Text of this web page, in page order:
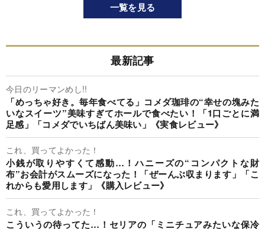
一覧を見る
最新記事
今日のリーマンめし!!
「めっちゃ好き。毎年食べてる」コメダ珈琲の“幸せの塊みた
いなスイーツ”美味すぎてホールで食べたい！「1口ごとに満
足感」「コメダでいちばん美味い」《実食レビュー》
これ、買ってよかった！
小銭が取りやすくて感動…！ハニーズの“コンパクトな財
布”お会計がスムーズになった！「ぜーんぶ収まります」「こ
れからも愛用します」《購入レビュー》
これ、買ってよかった！
こういうの待ってた…！セリアの「ミニチュアみたいな保冷